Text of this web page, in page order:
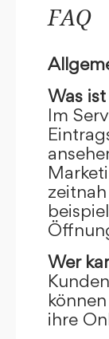
FAQ
Was
Im
Wer
ihre